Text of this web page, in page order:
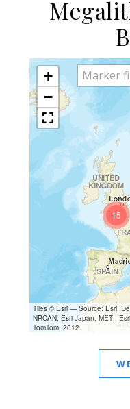
15
+
−
Tiles © Esri — Source: Esri,
NRCAN, Esri Japan, METI,
TomTom, 2012